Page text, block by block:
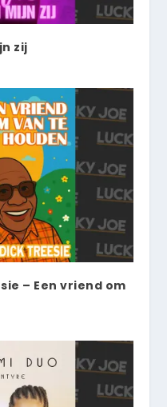
zij
– Een vriend om